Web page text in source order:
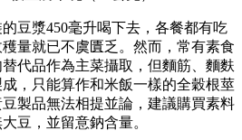
豆漿450毫升喝下去，各餐都有吃
量就已不虞匱乏。然而，常有素食
代品作為主菜攝取，但麵筋、麵麩
，只能算作和米飯一樣的全穀根莖
製品無法相提並論，建議購買素料
豆，並留意鈉含量。